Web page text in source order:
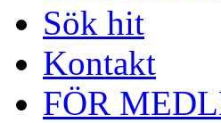
Sök hit
Kontakt
FÖR